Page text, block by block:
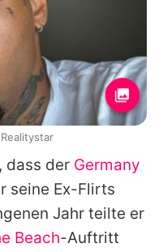
dass der Germany
seine Ex-Flirts
Jahr teilte er
Beach-Auftritt